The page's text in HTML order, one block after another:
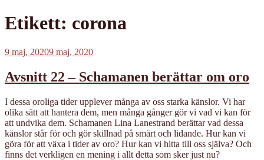
Etikett: corona
Publicerat
9 maj, 20209 maj, 2020
Avsnitt 22 – Schamanen berättar om oro
I dessa oroliga tider upplever många av oss starka känslor. Vi har
olika sätt att hantera dem, men många gånger gör vi vad vi kan för
att undvika dem. Schamanen Lina Lanestrand berättar vad dessa
känslor står för och gör skillnad på smärt och lidande. Hur kan vi
göra för att växa i tider av oro? Hur kan vi hitta till oss själva? Och
finns det verkligen en mening i allt detta som sker just nu?